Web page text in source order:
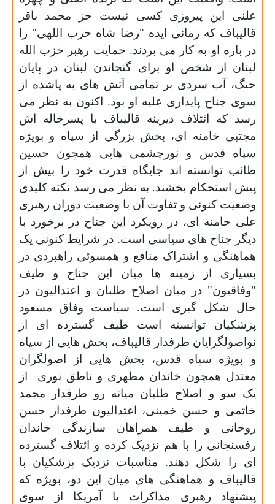
علنی این پیروزی کسی نیست جز محمد باقر
قالیباف که زمانی ایده "رضا شاه حزب اللهی" را
در باره او به کار می بردند. حمایت رهبر حزب الله
لبنان از شخص او برای گنجاندن لبنان در پایان
جنگ، آب سردی بر تمامی آتش های به پاشده از
سوی جناح پایداری علیه او بود. اکنون به نظر می
رسد که ائتلاف دیرینه قالیباف با پسرخاله اش
مجتبی خامنه ای، بخش بزرگی از سپاه و بویژه
سپاه قدس و نورچشمی هایی همچون حسین
طائب توانسته اند جایگاه قدرت خود را بیش از
پیش استحکام بخشند. به نظر می رسد نکته کلیدی
وضعیت کنونی و تفاوت آن با وضعیت دوران رهبری
علی خامنه ای، در رویکرد این جناح در برخورد با
دیگر جناح های سیاسی است. در شرایط کنونی یک
هماهنگی و اشتراک منافع و همسوئی راهبردی در
بسیاری از زمینه ها میان این جناح و طیف
"وفاقیون" در میان اصلاح طلبان و اعتدالیون در
حال شکل گیری است. سیاست وفاق مسعود
پزشکیان توانسته است طیف گسترده ای از
نواصولگرایان طرفدار قالیباف، بخش هایی از سپاه
و بویژه سپاه قدس، بخش هایی از اصولگران
معتدل همچون خاندان مطهری و ناطق نوری از
یک سو و اصلاح طلبان میانه رو طرفدار محمد
خاتمی و حسن خمینی، اعتدالیون طرفدار حسن
روحانی و طیف همراهان سازندگی خاندان
رفسنجانی را با هم نزدیک کرده و ائتلاف گسترده
ای را شکل دهند. مناسبات نزدیک پزشکیان با
قالیباف و هماهنگی های میان این دو، بویژه که
پیشنهاد رهبری مذاکرات با آمریکا از سوی